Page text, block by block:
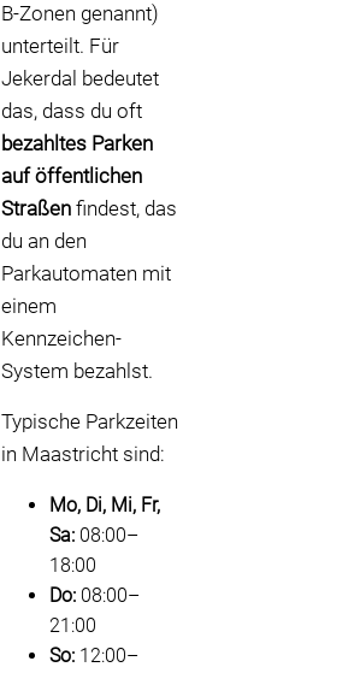
B-Zonen genannt)
unterteilt. Für
Jekerdal bedeutet
das, dass du oft
bezahltes Parken
auf öffentlichen
Straßen findest, das
du an den
Parkautomaten mit
einem
Kennzeichen-
System bezahlst.
Typische Parkzeiten
in Maastricht sind:
Mo, Di, Mi, Fr,
Sa: 08:00–
18:00
Do: 08:00–
21:00
So: 12:00–